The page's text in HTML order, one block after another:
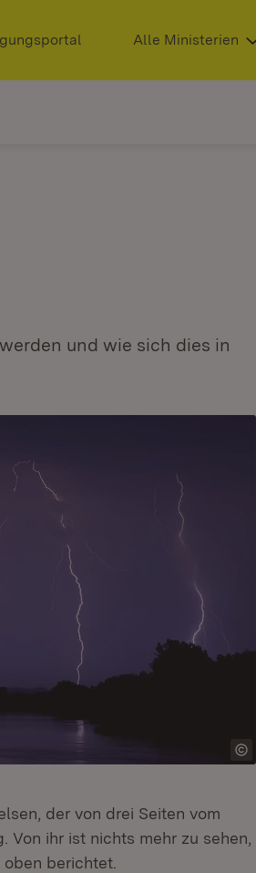
(Öffnet in neuem Fenster)
Alle Ministerien
und wie sich dies in
der von drei Seiten vom
ihr ist nichts mehr zu sehen,
berichtet.